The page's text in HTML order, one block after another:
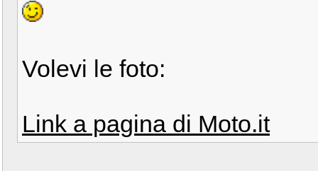
Volevi le foto:
Link a pagina di Moto.it